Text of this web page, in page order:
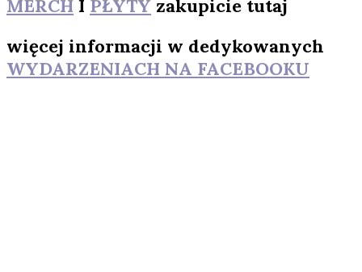
MERCH I PŁYTY zakupicie tutaj
więcej informacji w dedykowanych
WYDARZENIACH NA FACEBOOKU